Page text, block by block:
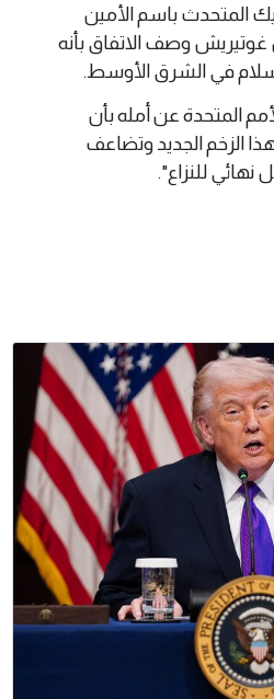
المتحدث باسم الأمين
غوتيريش وصف الاتفاق بأنه
في الشرق الأوسط.
المتحدة عن أمله بأن
الزخم الجديد وتضاعف
للنزاع".